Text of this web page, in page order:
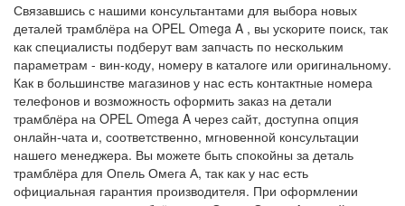
Связавшись с нашими консультантами для выбора новых
деталей трамблёра на OPEL Omega A , вы ускорите поиск, так
как специалисты подберут вам запчасть по нескольким
параметрам - вин-коду, номеру в каталоге или оригинальному.
Как в большинстве магазинов у нас есть контактные номера
телефонов и возможность оформить заказ на детали
трамблёра на OPEL Omega A через сайт, доступна опция
онлайн-чата и, соответственно, мгновенной консультации
нашего менеджера. Вы можете быть спокойны за деталь
трамблёра для Опель Омега А, так как у нас есть
официальная гарантия производителя. При оформлении